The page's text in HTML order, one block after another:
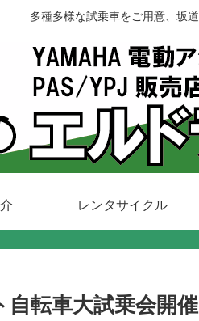
多種多様な試乗車をご用意、坂
レンタサイクル
転車大試乗会開催